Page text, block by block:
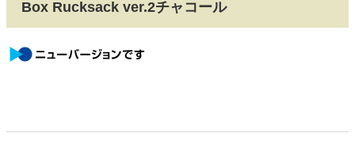
Box Rucksack ver.2チャコール